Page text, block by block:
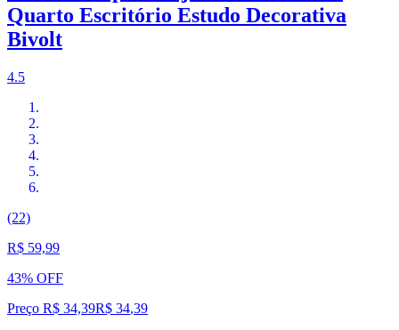
Quarto Escritório Estudo Decorativa
Bivolt
4.5
(22)
R$ 59,99
43% OFF
Preço R$ 34,39R$ 34,39